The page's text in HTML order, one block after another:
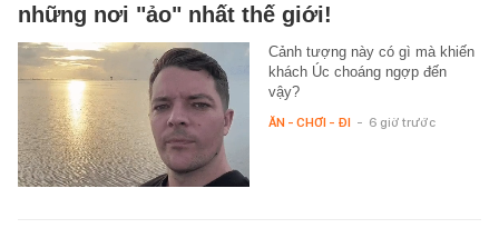
những nơi "ảo" nhất thế giới!
Cảnh tượng này có gì mà khiến
khách Úc choáng ngợp đến
vậy?
ĂN - CHƠI - ĐI - 6 giờ trước